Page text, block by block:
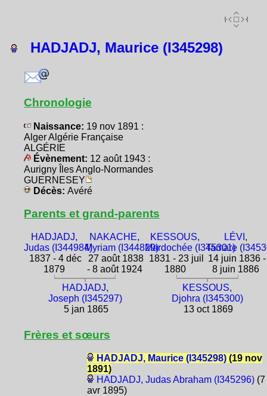
HADJADJ, Maurice (I345298)
Chronologie
Naissance: 19 nov 1891 :
Alger Algérie Française
ALGÉRIE
Évènement: 12 août 1943 :
Aurigny Îles Anglo-Normandes
GUERNESEY
Décès: Avéré
Parents et grand-parents
HADJADJ,
Judas (I344984)
1837 - 4 déc
1879
NAKACHE,
Myriam (I344829)
27 août 1838
- 8 août 1924
KESSOUS,
Mardochée (I345301)
1831 - 23 juil
1880
LÉVI,
Tamare
14 juin 1836 -
8 juin 1886
HADJADJ,
Joseph (I345297)
5 jan 1865
KESSOUS,
Djohra (I345300)
13 oct 1869
Frères et sœurs
HADJADJ, Maurice (I345298)(19 nov
1891)
HADJADJ, Judas Abraham (I345296)(7
avr 1895)